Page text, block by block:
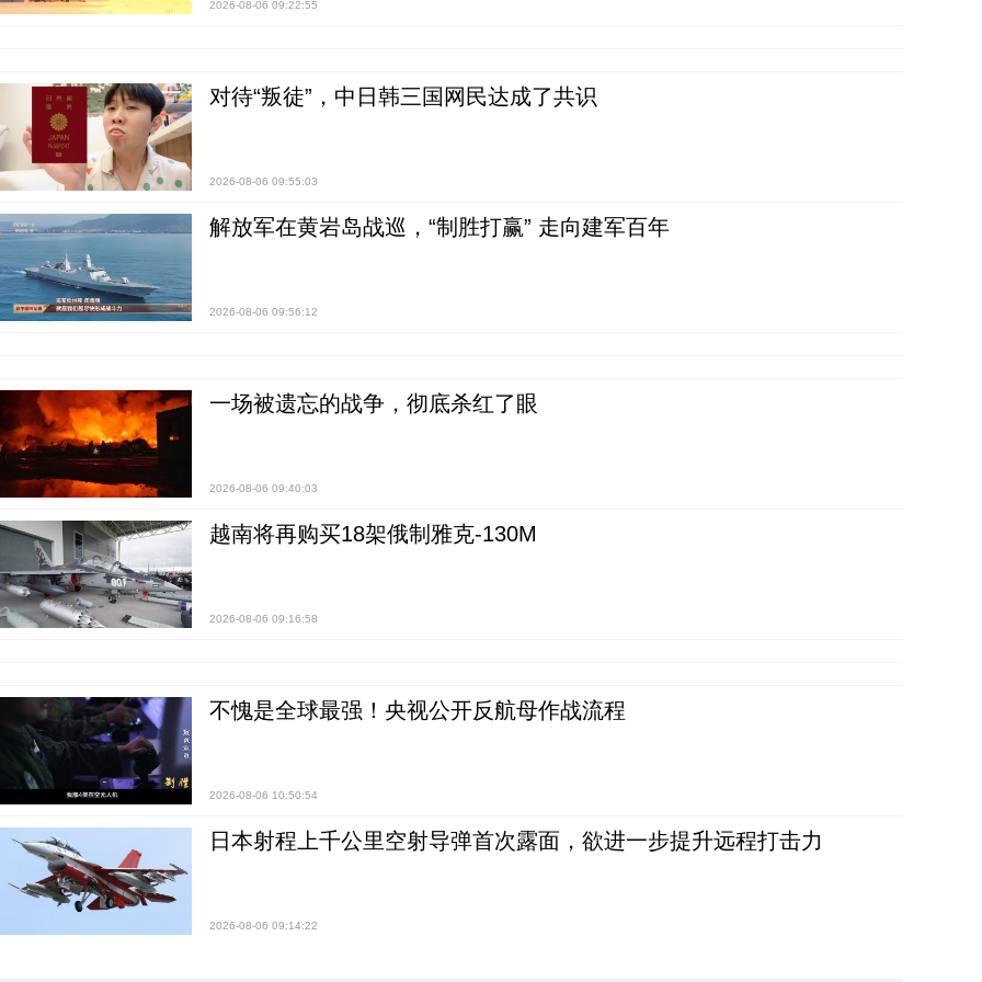
2026-08-06 09:22:55
对待“叛徒”，中日韩三国网民达成了共识
2026-08-06 09:55:03
解放军在黄岩岛战巡，“制胜打赢” 走向建军百年
2026-08-06 09:56:12
一场被遗忘的战争，彻底杀红了眼
2026-08-06 09:40:03
越南将再购买18架俄制雅克-130M
2026-08-06 09:16:58
不愧是全球最强！央视公开反航母作战流程
2026-08-06 10:50:54
日本射程上千公里空射导弹首次露面，欲进一步提升远程打击力
2026-08-06 09:14:22